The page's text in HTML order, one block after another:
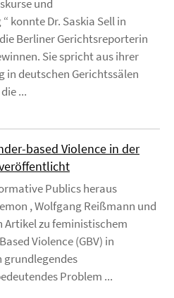
und
konnte Dr. Saskia Sell in
Berliner Gerichtsreporterin
Sie spricht aus ihrer
in deutschen Gerichtssälen
...
based Violence in der
Publics heraus
, Wolfgang Reißmann und
Artikel zu feministischem
Violence (GBV) in
grundlegendes
Problem ...